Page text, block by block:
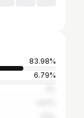
83.98%
6.79%